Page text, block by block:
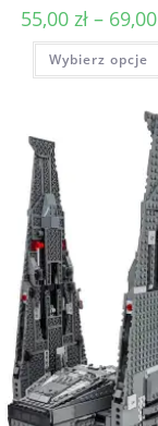
55,00 zł – 69,00
Wybierz opcje